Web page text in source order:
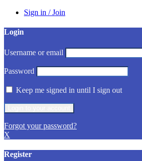
Sign in / Join
Login
Username or email
Password
Keep me signed in until I sign out
Forgot your password?
X
Register